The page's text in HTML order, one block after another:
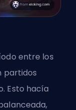
entre los
partidos
Esto hacía